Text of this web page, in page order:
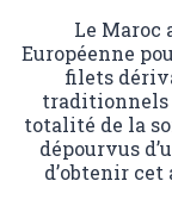
Le Maroc
Européenne
filets
traditionnels
totalité de la
dépourvus
d’obtenir